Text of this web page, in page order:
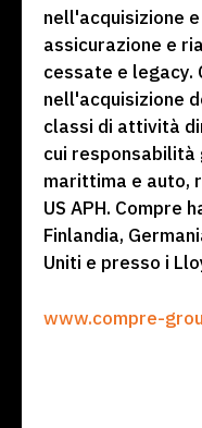
nell'acquisizione
assicurazione e
cessate e legacy.
nell'acquisizione
classi di attività
cui
marittima e auto,
US APH. Compre
Finlandia,
Uniti e presso i
www.compre-